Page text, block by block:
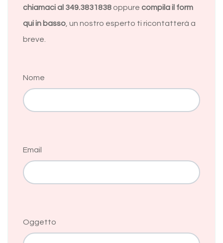
chiamaci al 349.3831838 oppure compila il form
qui in basso, un nostro esperto ti ricontatterà a
breve.
Nome
Email
Oggetto